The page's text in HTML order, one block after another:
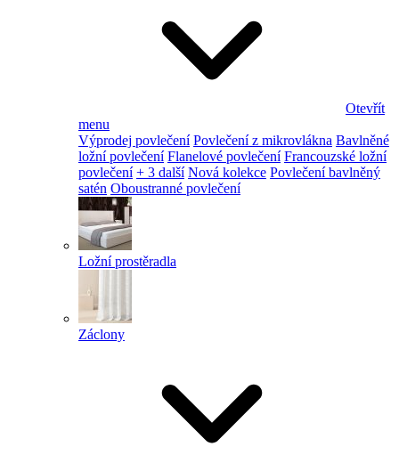
Otevřít
menu
Výprodej povlečení Povlečení z mikrovlákna Bavlněné
ložní povlečení Flanelové povlečení Francouzské ložní
povlečení + 3 další Nová kolekce Povlečení bavlněný
satén Oboustranné povlečení
Ložní prostěradla
Záclony